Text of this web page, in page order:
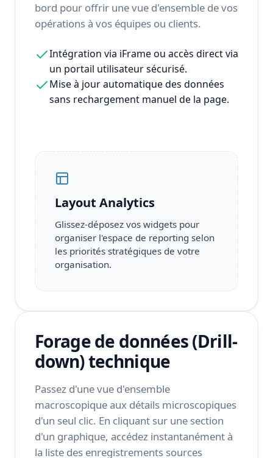
bord pour offrir une vue d'ensemble de vos
opérations à vos équipes ou clients.
Intégration via iFrame ou accès direct via
un portail utilisateur sécurisé.
Mise à jour automatique des données
sans rechargement manuel de la page.
Layout Analytics
Glissez-déposez vos widgets pour
organiser l'espace de reporting selon
les priorités stratégiques de votre
organisation.
Forage de données (Drill-
down) technique
Passez d'une vue d'ensemble
macroscopique aux détails microscopiques
d'un seul clic. En cliquant sur une section
d'un graphique, accédez instantanément à
la liste des enregistrements sources